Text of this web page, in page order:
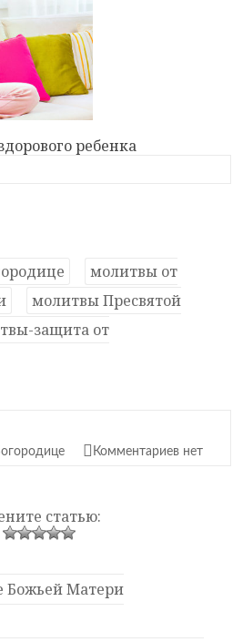
ребенка
молитвы от
молитвы Пресвятой
защита от
Комментариев нет
статью:
Божьей Матери